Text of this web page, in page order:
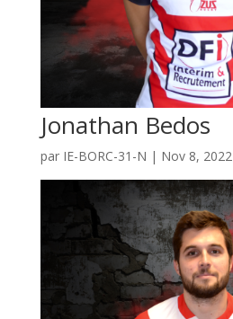
Jonathan Bedos
par IE-BORC-31-N | Nov 8, 2022